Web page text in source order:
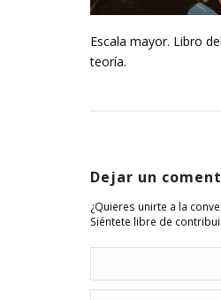
Escala mayor. Libro
teoría.
Dejar un
¿Quieres unirte a la
Siéntete libre de